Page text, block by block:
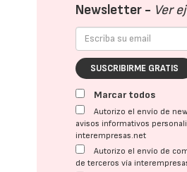
Newsletter - Ver
SUSCRIBIRME GRATIS
Marcar todos
Autorizo el envío de
avisos informativos
interempresas.net
Autorizo el envío de
de terceros vía